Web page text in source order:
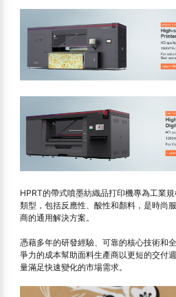
HPRT的帶式噴墨紡織品打印機專為工業
類型，包括反應性、酸性和顏料，是時尚
商的通用解決方案。
憑藉多年的研發經驗、可靠的核心技術和
爭力的成本幫助面料生產商以更短的交付
量滿足快速變化的市場需求。